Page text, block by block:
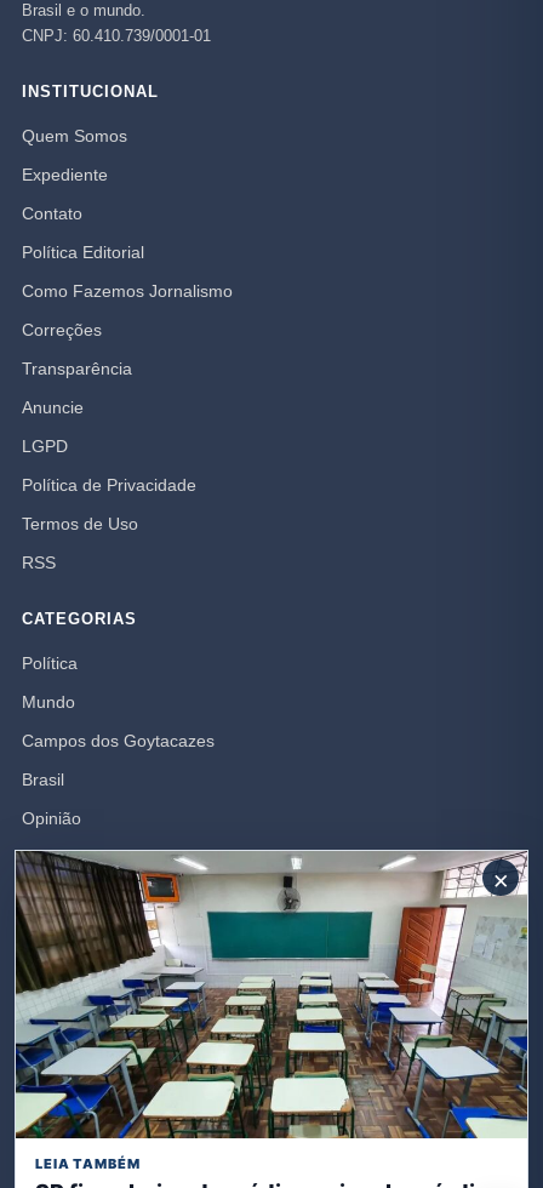
Brasil e o mundo.
CNPJ: 60.410.739/0001-01
INSTITUCIONAL
Quem Somos
Expediente
Contato
Política Editorial
Como Fazemos Jornalismo
Correções
Transparência
Anuncie
LGPD
Política de Privacidade
Termos de Uso
RSS
CATEGORIAS
Política
Mundo
Campos dos Goytacazes
Brasil
Opinião
Polícia
Rio de Janeiro
SIGA-NOS
Receba nossas publicações
Inscreva-se
×
LEIA TAMBÉM